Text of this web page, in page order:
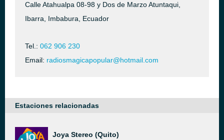
Calle Atahualpa 08-98 y Dos de Marzo Atuntaqui,
Ibarra, Imbabura, Ecuador
Tel.: 062 906 230
Email: radiosmagicapopular@hotmail.com
Estaciones relacionadas
Joya Stereo (Quito)